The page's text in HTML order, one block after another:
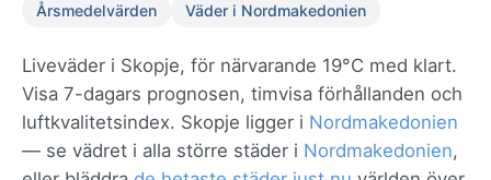
Årsmedelvärden
Väder i Nordmakedonien
Liveväder i Skopje, för närvarande 19°C med klart.
Visa 7-dagars prognosen, timvisa förhållanden och
luftkvalitetsindex. Skopje ligger i Nordmakedonien
— se vädret i alla större städer i Nordmakedonien,